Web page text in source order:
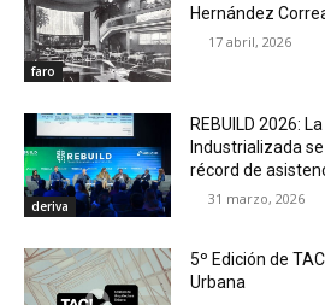
faro
Hernández
17 abril, 2026
deriva
REBUILD 2026:
Industrializada
récord de
31 marzo, 2026
5º Edición de
Urbana